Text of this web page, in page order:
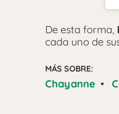
De esta forma,
cada uno de
MÁS SOBRE:
Chayanne •